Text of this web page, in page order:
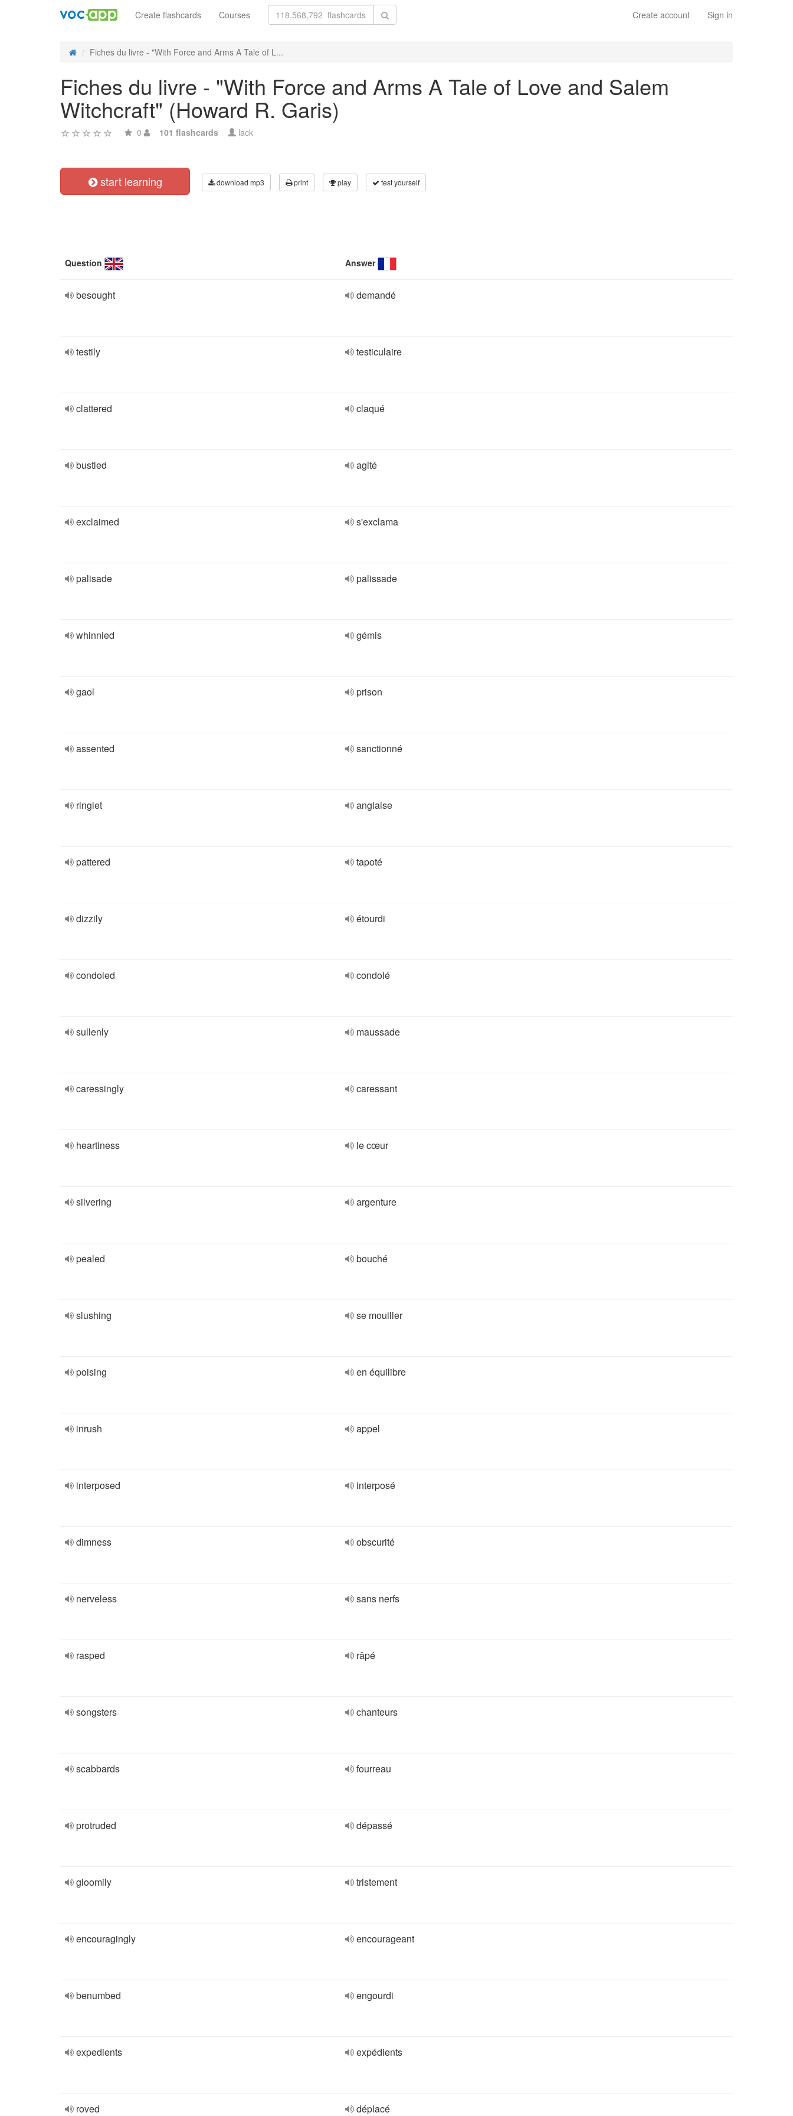
Create account Sign in
Create flashcards Courses
Fiches du livre - "With Force and Arms A Tale of L...
Fiches du livre - "With Force and Arms A Tale of Love and Salem
Witchcraft" (Howard R. Garis)
0 101 flashcards lack
start learning download mp3 print play test yourself
Question Answer
besought demandé
testily testiculaire
clattered claqué
bustled agité
exclaimed s'exclama
palisade palissade
whinnied gémis
gaol prison
assented sanctionné
ringlet anglaise
pattered tapoté
dizzily étourdi
condoled condolé
sullenly maussade
caressingly caressant
heartiness le cœur
silvering argenture
pealed bouché
slushing se mouiller
poising en équilibre
inrush appel
interposed interposé
dimness obscurité
nerveless sans nerfs
rasped râpé
songsters chanteurs
scabbards fourreau
protruded dépassé
gloomily tristement
encouragingly encourageant
benumbed engourdi
expedients expédients
roved déplacé